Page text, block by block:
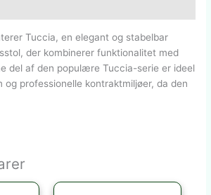
Tuccia, en elegant og stabelbar
der kombinerer funktionalitet med
del af den populære Tuccia-serie er ideel
og professionelle kontraktmiljøer, da den